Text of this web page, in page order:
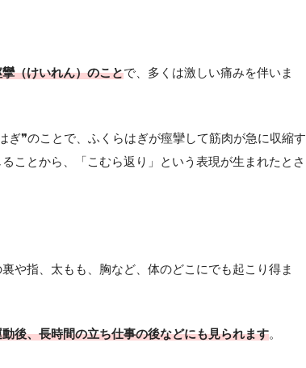
（けいれん）のことで、多くは激しい痛みを伴いま
ぎ❞のことで、ふくらはぎが痙攣して筋肉が急に収縮す
ことから、「こむら返り」という表現が生まれたとさ
や指、太もも、胸など、体のどこにでも起こり得ま
後、長時間の立ち仕事の後などにも見られます。